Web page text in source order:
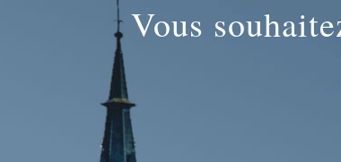
Vous